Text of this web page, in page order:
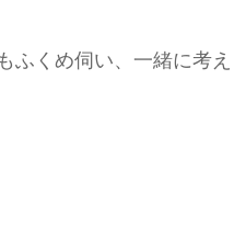
ふくめ伺い、一緒に考え